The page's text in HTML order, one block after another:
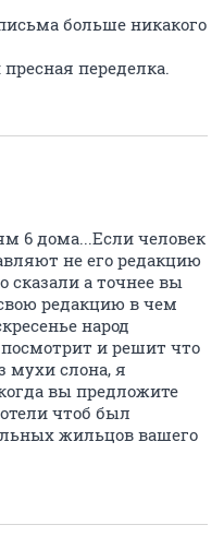
больше никакого
переделка.
6 дома...Если человек
не его редакцию
сказали а точнее вы
редакцию в чем
народ
посмотрит и решит что
мухи слона, я
вы предложите
чтоб был
жильцов вашего